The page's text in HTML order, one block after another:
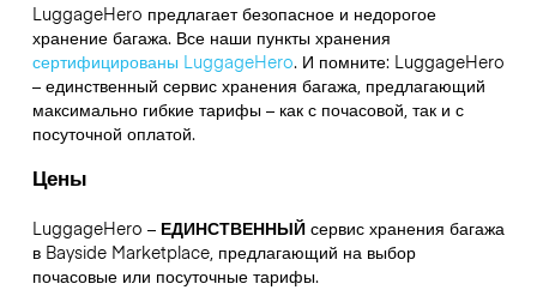
LuggageHero предлагает безопасное и недорогое
хранение багажа. Все наши пункты хранения
сертифицированы LuggageHero. И помните: LuggageHero
– единственный сервис хранения багажа, предлагающий
максимально гибкие тарифы – как с почасовой, так и с
посуточной оплатой.
Цены
LuggageHero – ЕДИНСТВЕННЫЙсервис хранения багажа
в Bayside Marketplace, предлагающий на выбор
почасовые или посуточные тарифы.